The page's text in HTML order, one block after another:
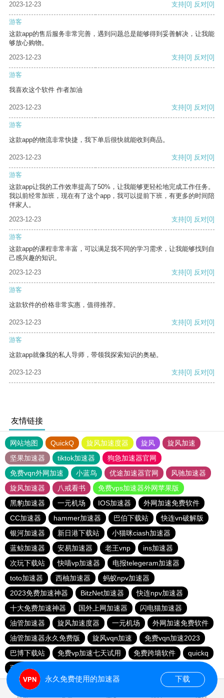
2023-12-23 支持[0] 反对[0]
游客
这款app的售后服务非常完善，遇到问题总是能够得到妥善解决，让我能
够放心购物。
2023-12-23
支持[0] 反对[0]
游客
我喜欢这个软件 作者加油
2023-12-23 支持[0] 反对[0]
游客
这款app的物流非常快捷，我下单后很快就能收到商品。
2023-12-23 支持[0] 反对[0]
游客
这款app让我的工作效率提高了50%，让我能够更轻松地完成工作任务。
我以前经常加班，现在有了这个app，我可以提前下班，有更多的时间陪
伴家人。
2023-12-23
支持[0] 反对[0]
游客
这款app的课程非常丰富，可以满足我不同的学习需求，让我能够找到自
己感兴趣的知识。
2023-12-23
支持[0] 反对[0]
游客
这款软件的价格非常实惠，值得推荐。
2023-12-23 支持[0] 反对[0]
游客
这款app就像我的私人导师，带领我探索知识的奥秘。
2023-12-23 支持[0] 反对[0]
友情链接
网站地图 QuickQ 旋风加速度器 旋风
旋风加速
坚果加速器
tiktok加速器
狗急加速器官网
免费vqn外网加速
小蓝鸟 优途加速器官网
风驰加速器
旋风加速器
八戒看书
免费vps加速器外网苹果版
黑豹加速器
一元机场 IOS加速器
外网加速免费软件
CC加速器
hammer加速器 巴伯下载站
快连vn破解版
银河加速器
新日港下载站
小猫咪ciash加速器
蓝鲸加速器
安易加速器 老王vnp
ins加速器
次玩下载站
快喵vp加速器
电报telegeram加速器
toto加速器
西柚加速器
蚂蚁npv加速器
2023免费加速神器
BitzNet加速器
快连npv加速器
十大免费加速神器
国外上网加速器
闪电猫加速器
油管加速器
旋风加速度器 一元机场
外网加速免费软件
油管加速器永久免费版
旋风vqn加速
免费vqn加速2023
巴博下载站
免费vp加速七天试用 免费跨墙软件
quickq
西柚加速器
永久免费使用的加速器 下载